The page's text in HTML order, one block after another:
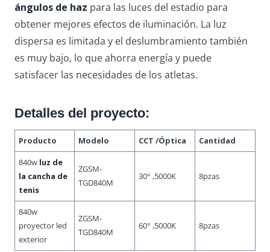
ángulos de haz para las luces del estadio para
obtener mejores efectos de iluminación. La luz
dispersa es limitada y el deslumbramiento también
es muy bajo, lo que ahorra energía y puede
satisfacer las necesidades de los atletas.
Detalles del proyecto:
Producto Modelo CCT /Óptica
Cantidad
840w luz de
la cancha de
tenis
ZGSM-
TGD840M
30° ,5000K 8pzas
840w
proyector led
exterior
ZGSM-
TGD840M
60° ,5000K 8pzas